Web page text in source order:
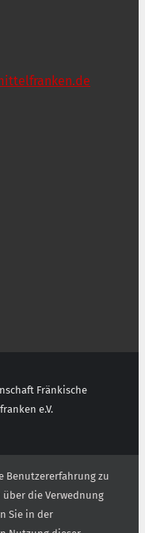
Fränkische
e.V.
Benutzererfahrung zu
die Verwednung
Sie in der